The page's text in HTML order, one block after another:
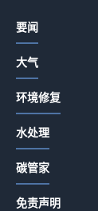
要闻
大气
环境修复
水处理
碳管家
免责声明